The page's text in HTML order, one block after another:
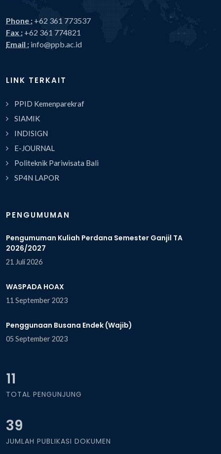
Phone : +62 361 773537
Fax : +62 361 774821
Email : info@ppb.ac.id
LINK TERKAIT
PPID Kemenparekraf
SIAMIK
INDISIGN
E-JOURNAL
Politeknik Pariwisata Bali
SP4N LAPOR
PENGUMUMAN
Pengumuman Kuliah Perdana Semester Ganjil TA
2026/2027
21 Juli 2026
WASPADA HOAX
11 September 2023
Penggunaan Busana Endek (Wajib)
05 September 2023
11
TOTAL PENGUNJUNG
39
JUMLAH PUBLIKASI DOKUMEN